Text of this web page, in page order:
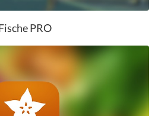
PRO